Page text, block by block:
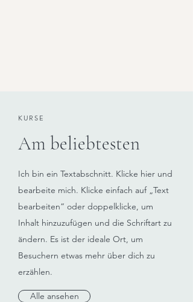
KURSE
Am beliebtesten
Ich bin ein Textabschnitt. Klicke hier und
bearbeite mich. Klicke einfach auf „Text
bearbeiten“ oder doppelklicke, um
Inhalt hinzuzufügen und die Schriftart zu
ändern. Es ist der ideale Ort, um
Besuchern etwas mehr über dich zu
erzählen.
Alle ansehen